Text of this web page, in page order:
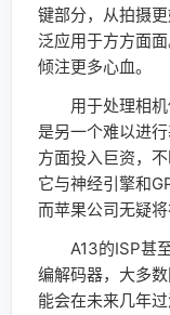
键部分，从拍摄
泛应用于方方面
倾注更多心血。
用于处理相机
是另一个难以进
方面投入巨资，
它与神经引擎和
而苹果公司无疑
A13的ISP甚至
编解码器，大多
能会在未来几年